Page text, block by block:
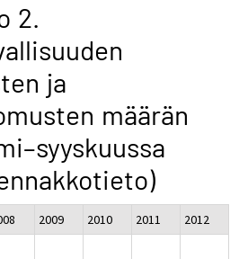
2.
ja
määrän
2009 2010 2011
2012